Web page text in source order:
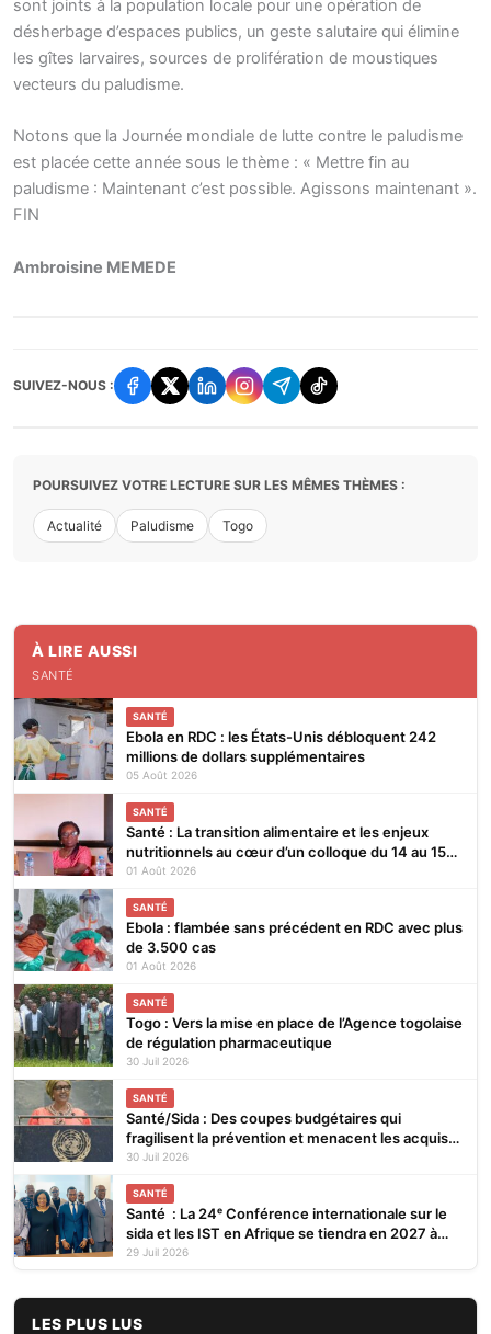
sont joints à la population locale pour une opération de
désherbage d’espaces publics, un geste salutaire qui élimine
les gîtes larvaires, sources de prolifération de moustiques
vecteurs du paludisme.
Notons que la Journée mondiale de lutte contre le paludisme
est placée cette année sous le thème : « Mettre fin au
paludisme : Maintenant c’est possible. Agissons maintenant ».
FIN
Ambroisine MEMEDE
SUIVEZ-NOUS :
POURSUIVEZ VOTRE LECTURE SUR LES MÊMES THÈMES :
Actualité Paludisme Togo
À LIRE AUSSI
SANTÉ
SANTÉ
Ebola en RDC : les États-Unis débloquent 242
millions de dollars supplémentaires
05 Août 2026
SANTÉ
Santé : La transition alimentaire et les enjeux
nutritionnels au cœur d’un colloque du 14 au 15
août 2026 à Lomé
01 Août 2026
SANTÉ
Ebola : flambée sans précédent en RDC avec plus
de 3.500 cas
01 Août 2026
SANTÉ
Togo : Vers la mise en place de l’Agence togolaise
de régulation pharmaceutique
30 Juil 2026
SANTÉ
Santé/Sida : Des coupes budgétaires qui
fragilisent la prévention et menacent les acquis
(ONUSIDA)
30 Juil 2026
SANTÉ
Santé : La 24ᵉ Conférence internationale sur le
sida et les IST en Afrique se tiendra en 2027 à
Cotonou
29 Juil 2026
LES PLUS LUS